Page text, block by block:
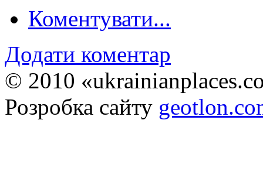
Коментувати...
Додати коментар
© 2010
Розробка сайту